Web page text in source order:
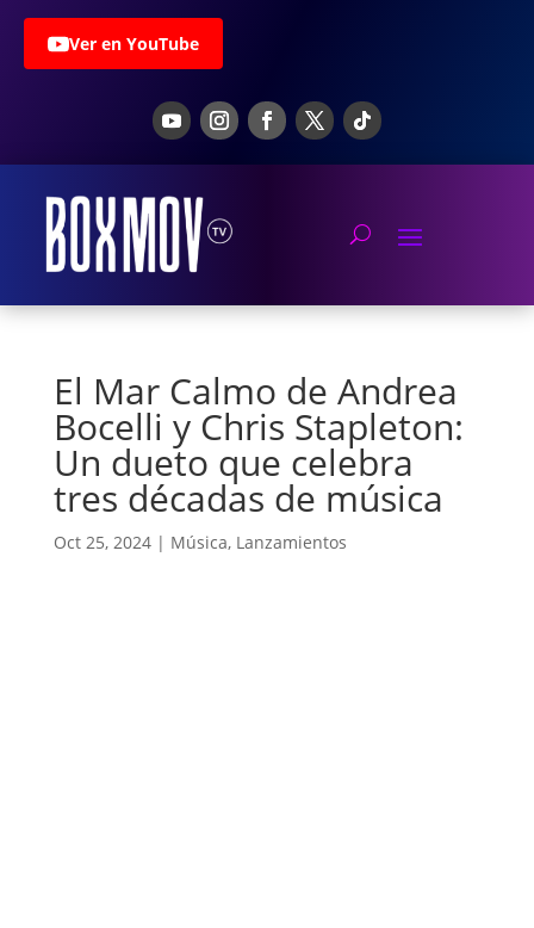
Ver en YouTube
El Mar Calmo de Andrea
Bocelli y Chris Stapleton:
Un dueto que celebra
tres décadas de música
Oct 25, 2024| Música, Lanzamientos